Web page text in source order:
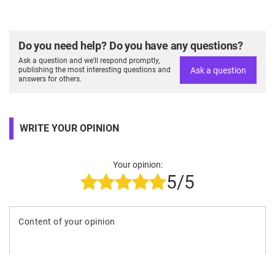
Do you need help? Do you have any questions?
Ask a question and we'll respond promptly,
publishing the most interesting questions and
answers for others.
Ask a question
WRITE YOUR OPINION
Your opinion:
5/5
Content of your opinion